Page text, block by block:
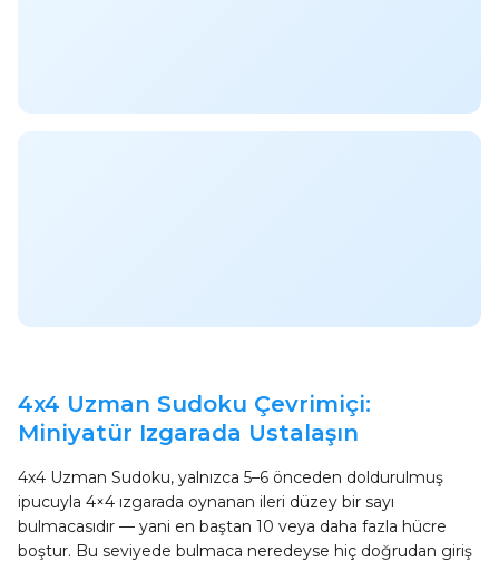
4x4 Uzman Sudoku Çevrimiçi:
Miniyatür Izgarada Ustalaşın
4x4 Uzman Sudoku, yalnızca 5–6 önceden doldurulmuş
ipucuyla 4×4 ızgarada oynanan ileri düzey bir sayı
bulmacasıdır — yani en baştan 10 veya daha fazla hücre
boştur. Bu seviyede bulmaca neredeyse hiç doğrudan giriş